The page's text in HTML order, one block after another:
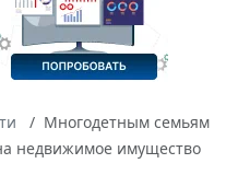
Многодетным семьям
недвижимое имущество